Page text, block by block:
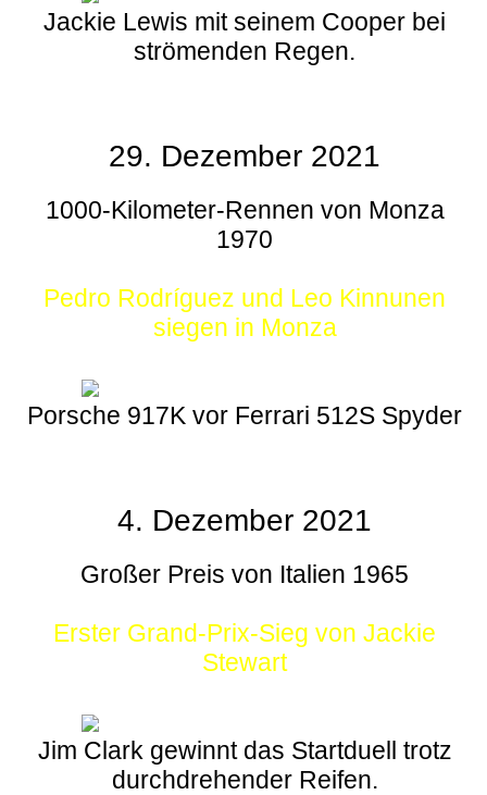
Jackie Lewis mit seinem Cooper bei
strömenden Regen.
29. Dezember 2021
1000-Kilometer-Rennen von Monza
1970
Pedro Rodríguez und Leo Kinnunen
siegen in Monza
Porsche 917K vor Ferrari 512S Spyder
4. Dezember 2021
Großer Preis von Italien 1965
Erster Grand-Prix-Sieg von Jackie
Stewart
Jim Clark gewinnt das Startduell trotz
durchdrehender Reifen.